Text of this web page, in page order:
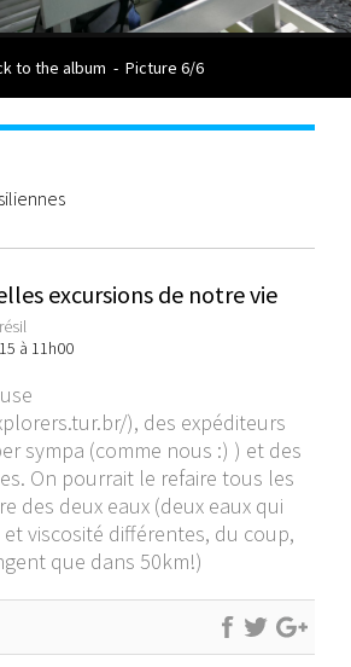
to the album - Picture 6/6
excursions de notre vie
à 11h00
), des expéditeurs
sympa (comme nous :) ) et des
On pourrait le refaire tous les
des deux eaux (deux eaux qui
viscosité différentes, du coup,
que dans 50km!)